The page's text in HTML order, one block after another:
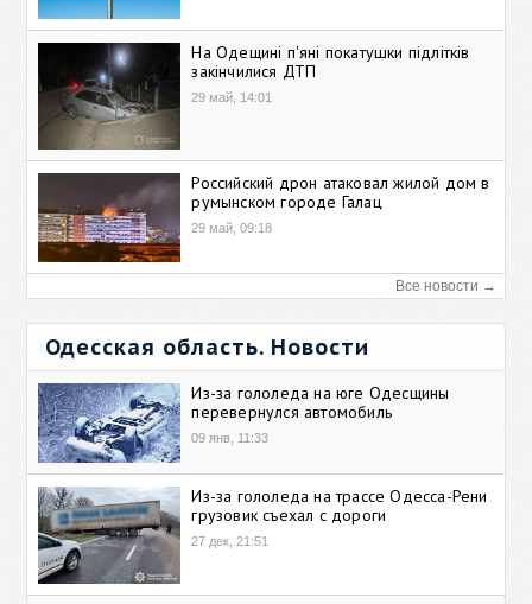
На Одещині п'яні покатушки підлітків
закінчилися ДТП
29 май, 14:01
Российский дрон атаковал жилой дом в
румынском городе Галац
29 май, 09:18
Все новости →
Одесская область. Новости
Из-за гололеда на юге Одесщины
перевернулся автомобиль
09 янв, 11:33
Из-за гололеда на трассе Одесса-Рени
грузовик съехал с дороги
27 дек, 21:51